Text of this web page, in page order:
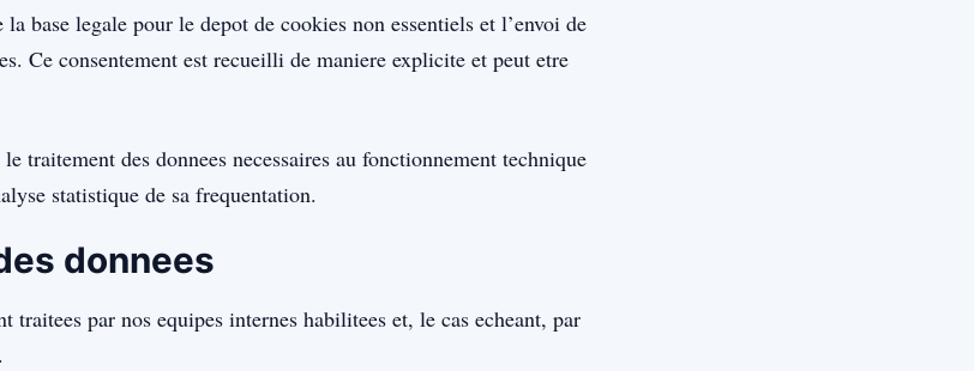
base legale pour le depot de cookies non essentiels et l’envoi de
Ce consentement est recueilli de maniere explicite et peut etre
traitement des donnees necessaires au fonctionnement technique
statistique de sa frequentation.
donnees
traitees par nos equipes internes habilitees et, le cas echeant, par